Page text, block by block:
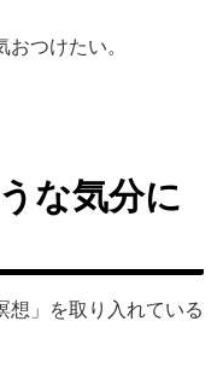
つけたい。
な気分に
想」を取り入れている